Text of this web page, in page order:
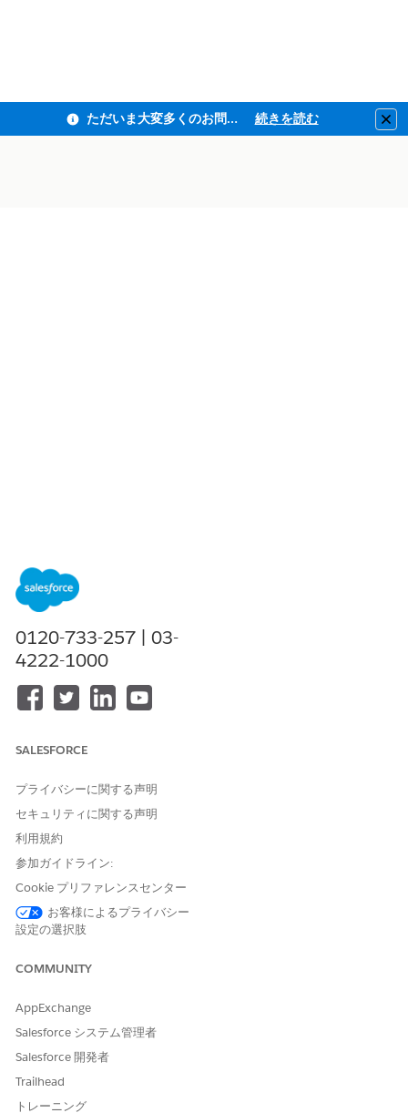
ただいま大変多くのお問い合わせをいただいており、ご連絡までにお時間を頂戴しております 続きを読む
0120-733-257 | 03-
4222-1000
SALESFORCE
プライバシーに関する声明
セキュリティに関する声明
利用規約
参加ガイドライン:
Cookie プリファレンスセンター
お客様によるプライバシー
設定の選択肢
COMMUNITY
AppExchange
Salesforce システム管理者
Salesforce 開発者
Trailhead
トレーニング